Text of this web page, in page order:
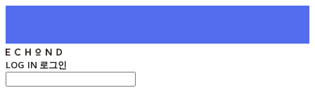
LOG IN 로그인